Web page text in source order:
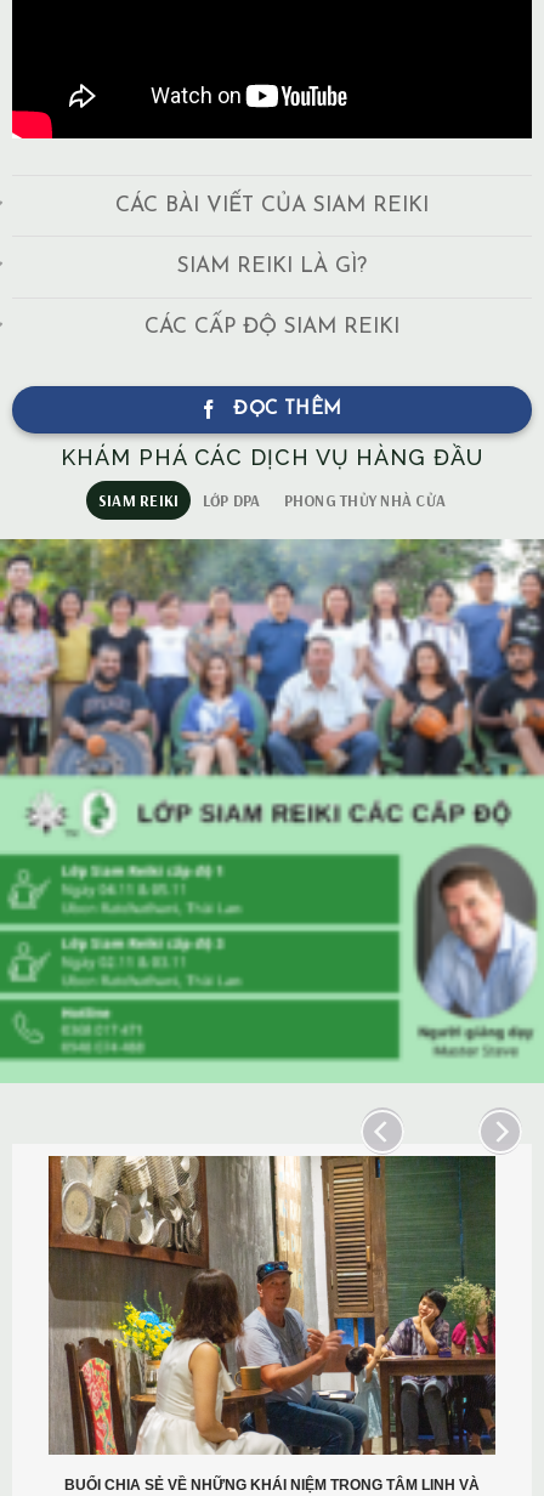
CÁC BÀI VIẾT CỦA SIAM REIKI
SIAM REIKI LÀ GÌ?
CÁC CẤP ĐỘ SIAM REIKI
ĐỌC THÊM
KHÁM PHÁ CÁC DỊCH VỤ HÀNG ĐẦU
SIAM REIKI LỚP DPA PHONG THỦY NHÀ CỬA
BUỔI CHIA SẺ VỀ NHỮNG KHÁI NIỆM TRONG TÂM LINH VÀ